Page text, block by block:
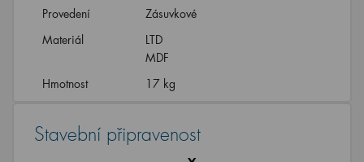
Provedení
Zásuvkové
Materiál
LTD
MDF
Hmotnost
17 kg
Stavební připravenost